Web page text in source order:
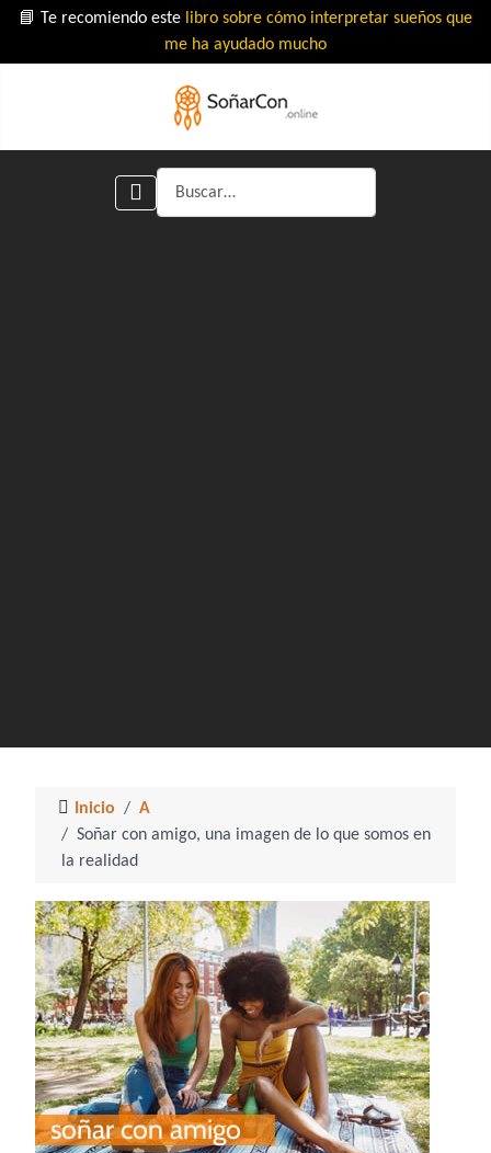
📘 Te recomiendo este libro sobre cómo interpretar sueños que
me ha ayudado mucho
Buscar
Inicio
A
Soñar con amigo, una imagen de lo que somos en
la realidad